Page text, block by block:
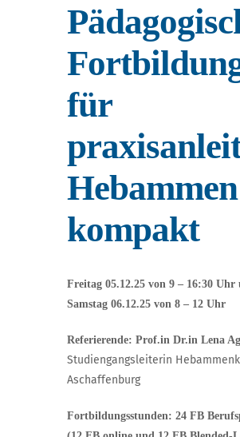
für
Hebammen
kompakt
Freitag 05.12.25 von 9 – 16:30 Uhr
Samstag 06.12.25 von 8 – 12 Uhr
Referierende: Prof.in Dr.in Lena
Studiengangsleiterin
Aschaffenburg
Fortbildungsstunden: 24 FB